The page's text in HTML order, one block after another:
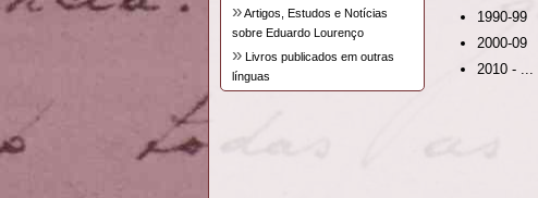
»Artigos, Estudos e Notícias
sobre Eduardo Lourenço
» Livros publicados em outras
línguas
1990-99
2000-09
2010 - ...